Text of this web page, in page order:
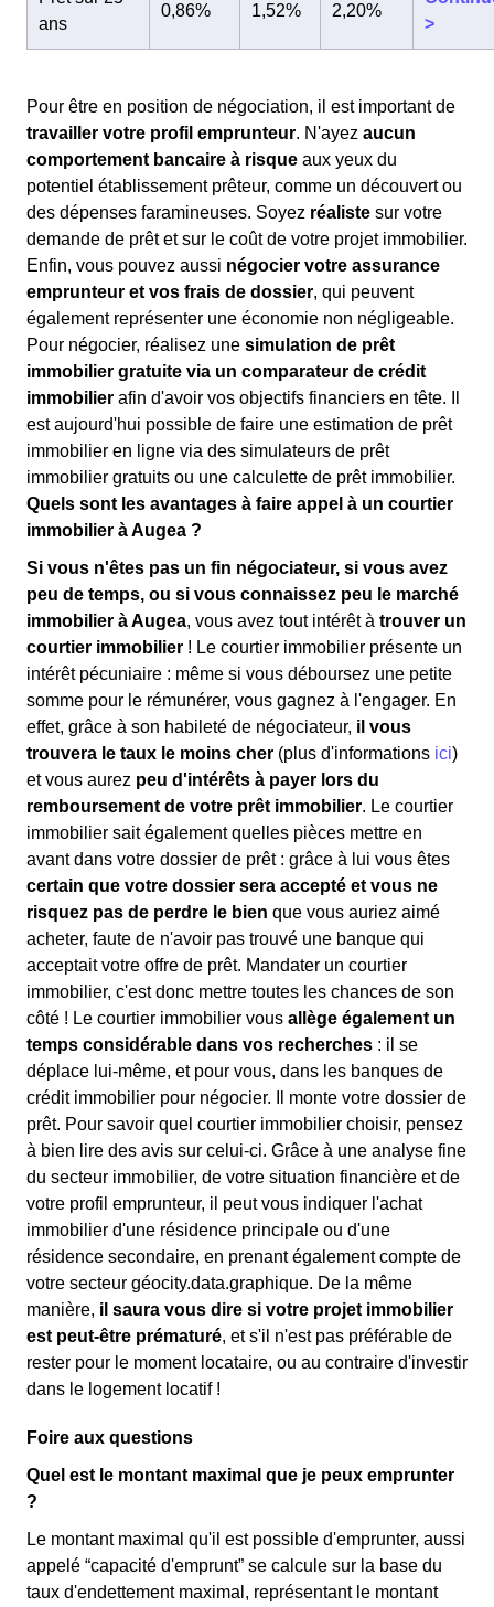
ans
0,86% 1,52% 2,20%
>
Pour être en position de négociation, il est important de
travailler votre profil emprunteur. N'ayez aucun
comportement bancaire à risque aux yeux du
potentiel établissement prêteur, comme un découvert ou
des dépenses faramineuses. Soyez réaliste sur votre
demande de prêt et sur le coût de votre projet immobilier.
Enfin, vous pouvez aussi négocier votre assurance
emprunteur et vos frais de dossier, qui peuvent
également représenter une économie non négligeable.
Pour négocier, réalisez une simulation de prêt
immobilier gratuite via un comparateur de crédit
immobilier afin d'avoir vos objectifs financiers en tête. Il
est aujourd'hui possible de faire une estimation de prêt
immobilier en ligne via des simulateurs de prêt
immobilier gratuits ou une calculette de prêt immobilier.
Quels sont les avantages à faire appel à un courtier
immobilier à Augea ?
Si vous n'êtes pas un fin négociateur, si vous avez
peu de temps, ou si vous connaissez peu le marché
immobilier à Augea, vous avez tout intérêt à trouver un
courtier immobilier ! Le courtier immobilier présente un
intérêt pécuniaire : même si vous déboursez une petite
somme pour le rémunérer, vous gagnez à l'engager. En
effet, grâce à son habileté de négociateur, il vous
trouvera le taux le moins cher (plus d'informations ici)
et vous aurez peu d'intérêts à payer lors du
remboursement de votre prêt immobilier. Le courtier
immobilier sait également quelles pièces mettre en
avant dans votre dossier de prêt : grâce à lui vous êtes
certain que votre dossier sera accepté et vous ne
risquez pas de perdre le bien que vous auriez aimé
acheter, faute de n'avoir pas trouvé une banque qui
acceptait votre offre de prêt. Mandater un courtier
immobilier, c'est donc mettre toutes les chances de son
côté ! Le courtier immobilier vous allège également un
temps considérable dans vos recherches : il se
déplace lui-même, et pour vous, dans les banques de
crédit immobilier pour négocier. Il monte votre dossier de
prêt. Pour savoir quel courtier immobilier choisir, pensez
à bien lire des avis sur celui-ci. Grâce à une analyse fine
du secteur immobilier, de votre situation financière et de
votre profil emprunteur, il peut vous indiquer l'achat
immobilier d'une résidence principale ou d'une
résidence secondaire, en prenant également compte de
votre secteur géocity.data.graphique. De la même
manière, il saura vous dire si votre projet immobilier
est peut-être prématuré, et s'il n'est pas préférable de
rester pour le moment locataire, ou au contraire d'investir
dans le logement locatif !
Foire aux questions
Quel est le montant maximal que je peux emprunter
?
Le montant maximal qu'il est possible d'emprunter, aussi
appelé “capacité d'emprunt” se calcule sur la base du
taux d'endettement maximal, représentant le montant